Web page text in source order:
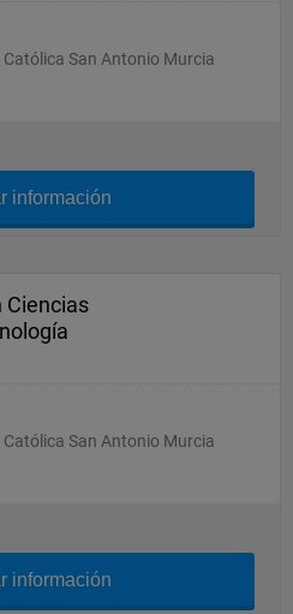
Católica San Antonio Murcia
información
Ciencias
Católica San Antonio Murcia
información